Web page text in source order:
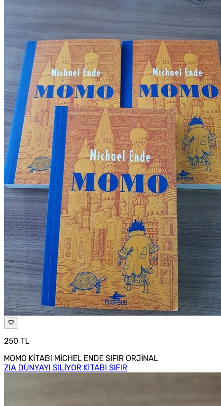
250 TL
MOMO KİTABI MİCHEL ENDE SIFIR ORJİNAL
ZIA DÜNYAYI SİLİYOR KİTABI SIFIR